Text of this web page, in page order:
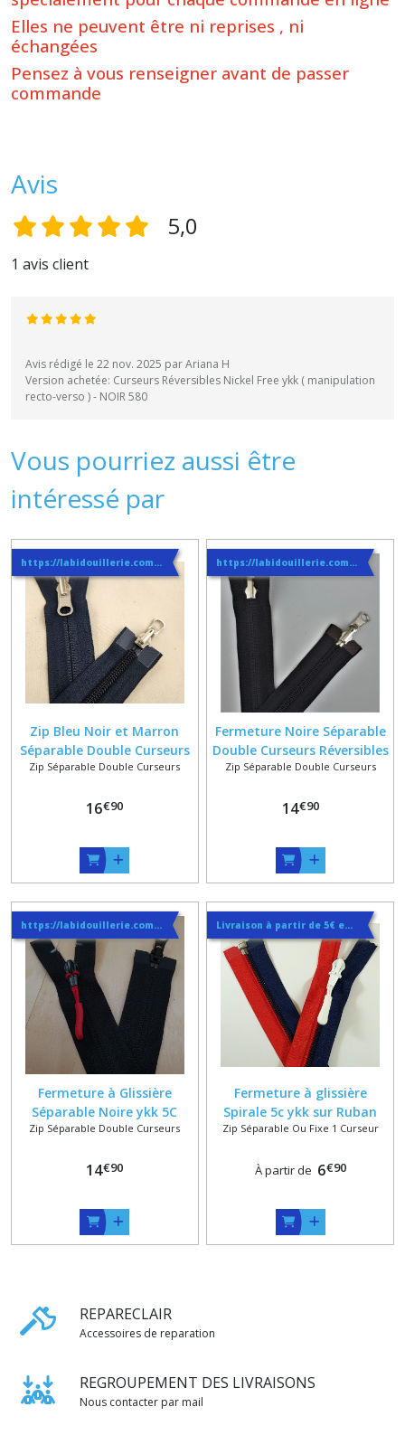
Elles ne peuvent être ni reprises , ni
échangées
Pensez à vous renseigner avant de passer
commande
Avis
5,0
1 avis client
Avis rédigé le 22 nov. 2025 par Ariana H
Version achetée: Curseurs Réversibles Nickel Free ykk ( manipulation
recto-verso ) - NOIR 580
Vous pourriez aussi être
intéressé par
https://labidouillerie.com/page/356991-INFO-SUR-LES-LIVRAISONS.html
Zip Bleu Noir et Marron
Séparable Double Curseurs
Reversibles Bouche à
Zip Séparable Double Curseurs
16€90
https://labidouillerie.com/page/356991-INFO-SUR-LES-LIVRAISONS.html
Fermeture Noire Séparable
Double Curseurs Réversibles
Bouche à Bouche sur
Zip Séparable Double Curseurs
14€90
https://labidouillerie.com/page/356991-INFO-SUR-LES-LIVRAISONS.html
Fermeture à Glissière
Séparable Noire ykk 5C
Double Curseurs Bouche à
Zip Séparable Double Curseurs
14€90
Livraison à partir de 5€ en courrier suivi
Fermeture à glissière
Spirale 5c ykk sur Ruban
Bleu et Rouge + Curseur
Zip Séparable Ou Fixe 1 Curseur
À partir de 6€90
REPARECLAIR
Accessoires de reparation
REGROUPEMENT DES LIVRAISONS
Nous contacter par mail